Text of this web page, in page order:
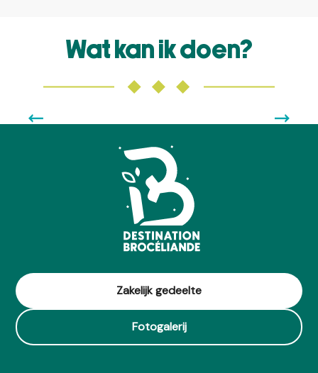
L'if de La Chapelle-Caro
L'Insectarium et sa volière aux papillons
Circuit Gravel des Trois Clochers (n°2)
Circuit des Croix (n°11)
Circuit de Saint-Gobrien (n°18)
Les Chevaux du Vent - La Claie des Landes
Circuit du végétal - Guillac
Wat kan ik doen?
Lizio en omgeving bieden een bevoorrechte omgeving
toegankelijk voor iedereen en zonder leeftijdsgrens.
Zakelijk gedeelte
Fotogalerij